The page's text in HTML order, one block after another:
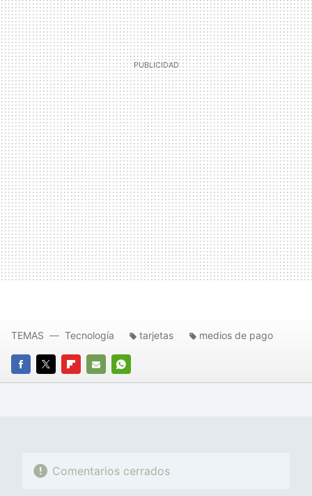
FACEBOOK
TWITTERFLIPBOARD
E-
WHATSAPP
TEMAS Tecnología tarjetas medios de pago
Comentarios cerrados